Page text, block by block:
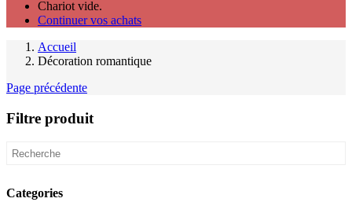
Chariot vide.
Continuer vos achats
Accueil
Décoration romantique
Page précédente
Filtre produit
Categories